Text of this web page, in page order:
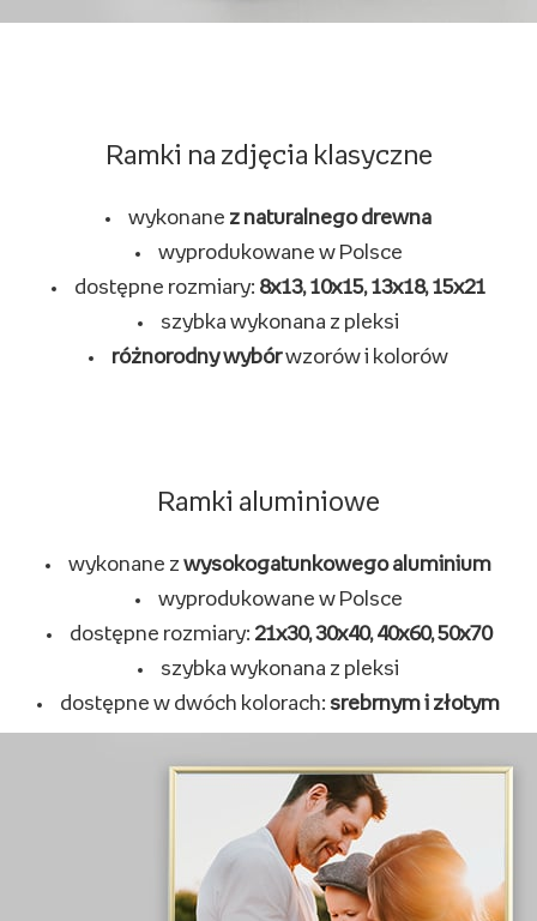
Ramki na zdjęcia klasyczne
wykonane z naturalnego drewna